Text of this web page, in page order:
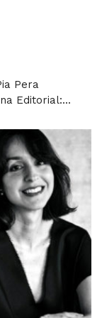
Pera
Editorial:...